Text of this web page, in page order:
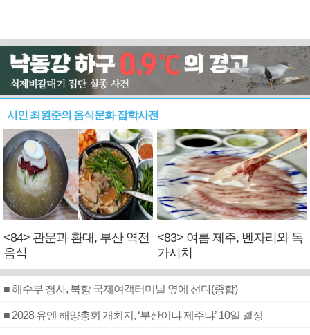
시인 최원준의 음식문화 잡학사전
<84> 관문과 환대, 부산 역전
음식
<83> 여름 제주, 벤자리와 독
가시치
■ 해수부 청사, 북항 국제여객터미널 옆에 선다(종합)
■ 2028 유엔 해양총회 개최지, ‘부산이냐 제주냐’ 10일 결정